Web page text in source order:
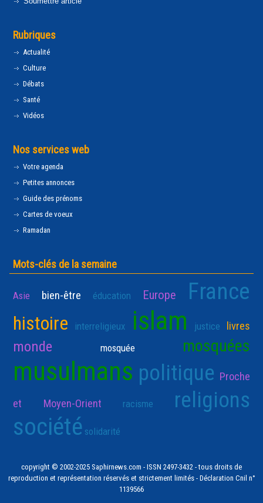
Rubriques
Actualité
Culture
Débats
Santé
Vidéos
Nos services web
Votre agenda
Petites annonces
Guide des prénoms
Cartes de voeux
Ramadan
Mots-clés de la semaine
Asie bien-être éducation Europe France
histoire interreligieux islam justice livres
monde mosquée mosquées
musulmans politique Proche
et Moyen-Orient racisme religions
société solidarité
copyright © 2002-2025 Saphirnews.com - ISSN 2497-3432 - tous droits de
reproduction et représentation réservés et strictement limités - Déclaration Cnil n°
1139566